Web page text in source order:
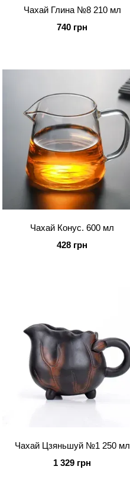
Чахай Глина №8 210 мл
740 грн
Чахай Конус. 600 мл
428 грн
Чахай Цзяньшуй №1 250 мл
1 329 грн